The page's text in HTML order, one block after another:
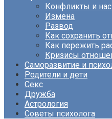
Конфликты и
Измена
Развод
Как сохранить
Как пережить
Кризисы
Саморазвитие и
Родители и дети
Секс
Дружба
Астрология
Советы психолога